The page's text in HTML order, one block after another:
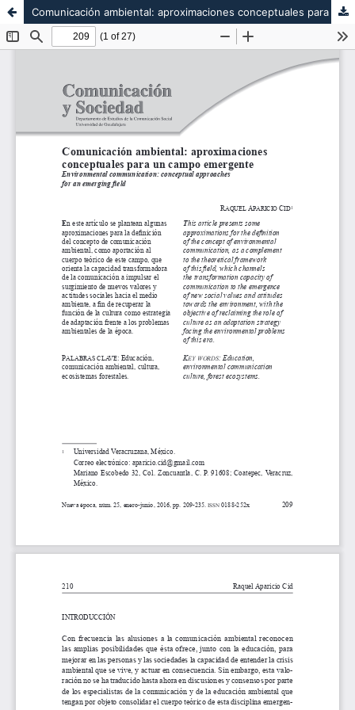
Comunicación ambiental: aproximaciones conceptuales para un campo emergente